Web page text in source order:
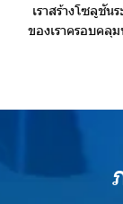
เราสร้างโซลูชั
ของเราครอบคลุ